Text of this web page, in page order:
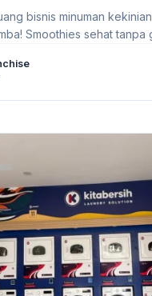
2026 Bisa
bisnis minuman
Smoothies sehat tanpa